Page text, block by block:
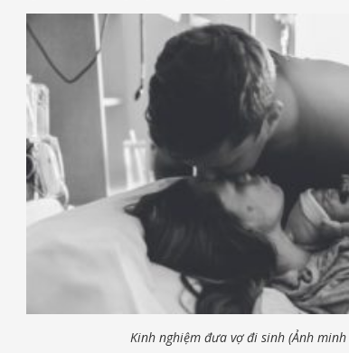
Kinh nghiệm đưa vợ đi sinh (Ảnh minh